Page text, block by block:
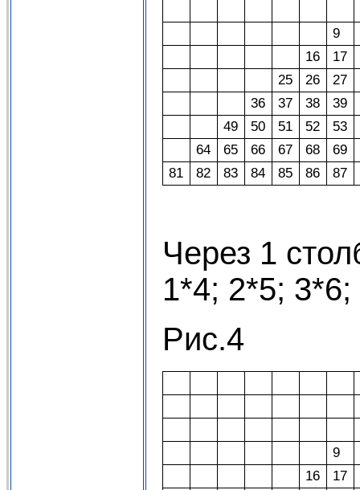
9
16
17
25
26
27
36
37 38
39
49
50 51 52
53
64
65 66 67 68
69
81
82 83 84 85 86 87
Через 1
1*4; 2*5;
Рис.4
9
16
17